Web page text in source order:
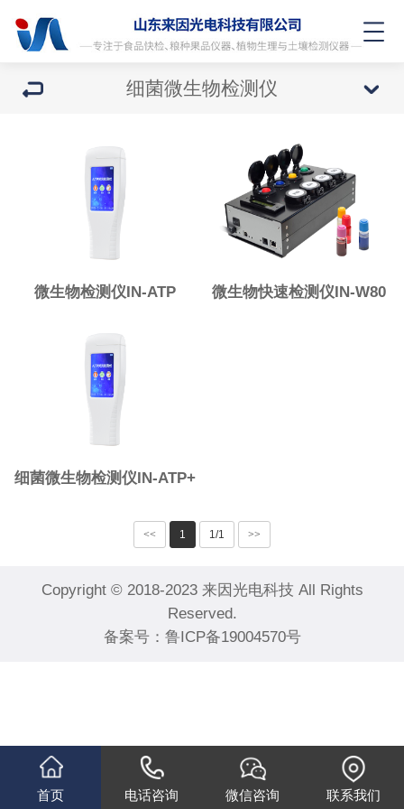
细菌微生物检测仪
微生物检测仪IN-ATP 微生物快速检测仪IN-W80
细菌微生物检测仪IN-ATP+
<< 1 1/1 >>
Copyright © 2018-2023 来因光电科技 All Rights
Reserved.
备案号： 鲁ICP备19004570号
首页 电话咨询 微信咨询 联系我们